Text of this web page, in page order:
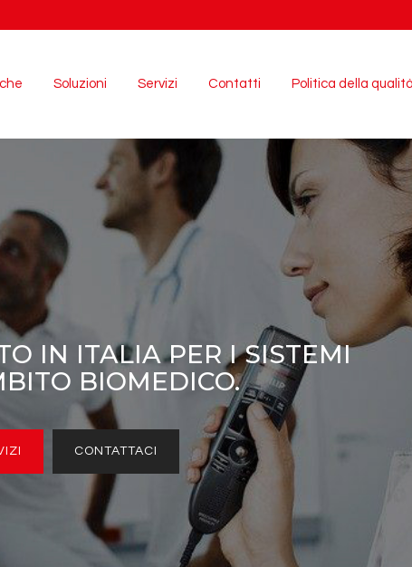
Soluzioni Servizi Contatti Politica della qualità
IN ITALIA PER I SISTEMI
BIOMEDICO.
CONTATTACI